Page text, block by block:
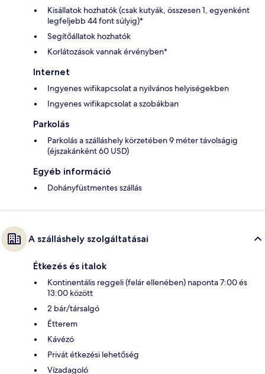
Kisállatok hozhatók (csak kutyák, összesen 1, egyenként
legfeljebb 44 font súlyig)*
Segítőállatok hozhatók
Korlátozások vannak érvényben*
Internet
Ingyenes wifikapcsolat a nyilvános helyiségekben
Ingyenes wifikapcsolat a szobákban
Parkolás
Parkolás a szálláshely körzetében 9 méter távolságig
(éjszakánként 60 USD)
Egyéb információ
Dohányfüstmentes szállás
A szálláshely szolgáltatásai
Étkezés és italok
Kontinentális reggeli (felár ellenében) naponta 7:00 és
13:00 között
2 bár/társalgó
Étterem
Kávézó
Privát étkezési lehetőség
Vízadagoló